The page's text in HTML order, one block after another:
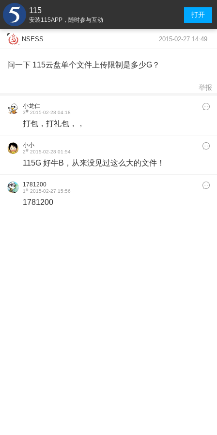
115
安装115APP，随时参与互动
打开
NSESS 2015-02-27 14:49
问一下 115云盘单个文件上传限制是多少G？
举报
小龙仁
3# 2015-02-28 04:18
​打包，打礼包，，
小小
2# 2015-02-28 01:54
115G 好牛B，从来没见过这么大的文件！
1781200
1# 2015-02-27 15:56
1781200